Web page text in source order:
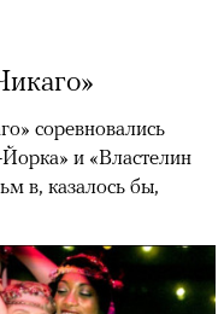
соревновались
и «Властелин
в, казалось бы,